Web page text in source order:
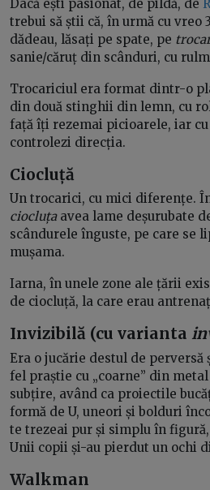
Dacă ești pasionat, de pildă, de
trebui să știi că, în urmă cu vreo
dădeau, lăsați pe spate, pe
sanie/căruț din scânduri, cu
Trocariciul era format dintr-o
din două stinghii din lemn, cu
față îți rezemai picioarele, iar
controlezi direcția.
Ciocluță
Un trocarici, cu mici diferențe.
ciocluțaavea lame deșurubate
scândurele înguste, pe care se
mușama.
Iarna, în unele zone ale țării
de ciocluță, la care erau
Invizibilă (cu varianta
Era o jucărie destul de perversă
fel praștie cu „coarne” din
subțire, având ca proiectile
formă de U, uneori și bolduri
te trezeai pur și simplu în
Unii copii și-au pierdut un ochi
Walkman